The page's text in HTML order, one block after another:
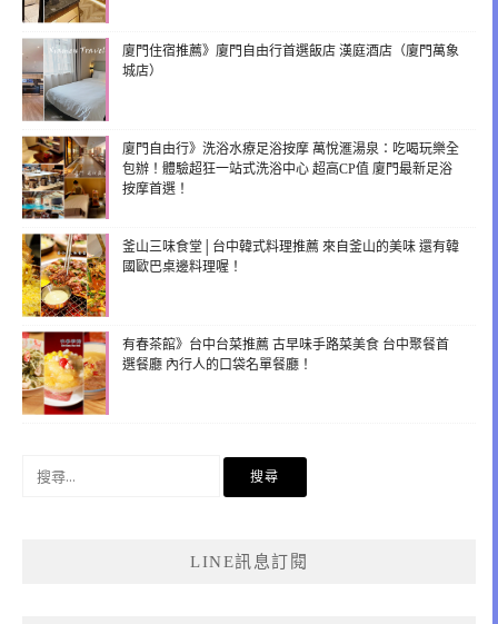
廈門住宿推薦》廈門自由行首選飯店 漢庭酒店（廈門萬象
城店）
廈門自由行》洗浴水療足浴按摩 萬悅滙湯泉：吃喝玩樂全
包辦！體驗超狂一站式洗浴中心 超高CP值 廈門最新足浴
按摩首選！
釜山三味食堂│台中韓式料理推薦 來自釜山的美味 還有韓
國歐巴桌邊料理喔！
有春茶館》台中台菜推薦 古早味手路菜美食 台中聚餐首
選餐廳 內行人的口袋名單餐廳！
LINE訊息訂閱